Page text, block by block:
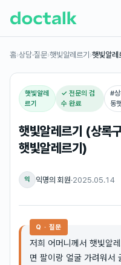
홈›상담·질문›햇빛알레르기 ›햇빛알
햇빛알레
르기
✓ 전문의 검
수 완료
#
동
햇빛알레르기 (상록
햇빛알레르기)
익 익명의 회원·2025.05.14
Q · 질문
저희 어머니께서 햇빛알
면 팔이랑 얼굴 가려워서